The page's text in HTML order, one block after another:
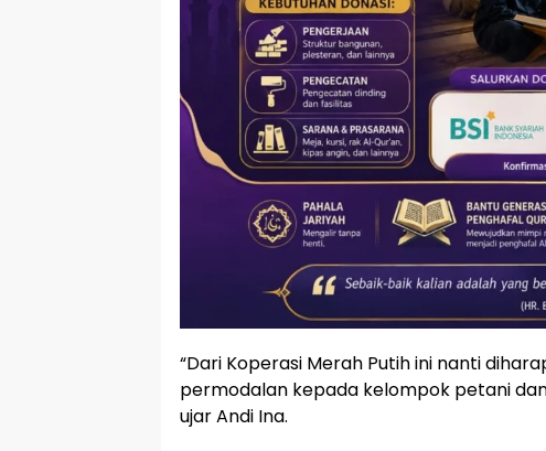
“Dari Koperasi Merah Putih ini nanti
permodalan kepada kelompok petani
ujar Andi Ina.